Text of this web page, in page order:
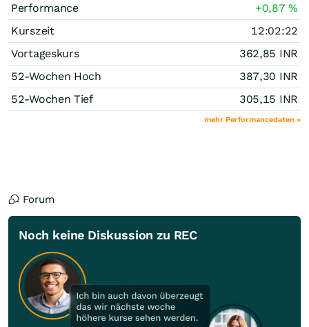
Performance
+0,87%
Kurszeit
12:02:22
Vortageskurs
362,85 INR
52-Wochen Hoch
387,30 INR
52-Wochen Tief
305,15 INR
mehr Performancedaten »
Forum
Noch keine Diskussion zu REC